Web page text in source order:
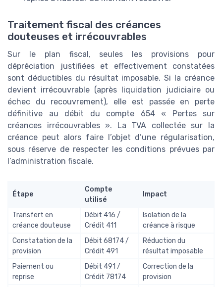
Traitement fiscal des créances
douteuses et irrécouvrables
Sur le plan fiscal, seules les provisions pour
dépréciation justifiées et effectivement constatées
sont déductibles du résultat imposable. Si la créance
devient irrécouvrable (après liquidation judiciaire ou
échec du recouvrement), elle est passée en perte
définitive au débit du compte 654 « Pertes sur
créances irrécouvrables ». La TVA collectée sur la
créance peut alors faire l’objet d’une régularisation,
sous réserve de respecter les conditions prévues par
l’administration fiscale.
Étape
Compte
utilisé
Impact
Transfert en
créance douteuse
Débit 416 /
Crédit 411
Isolation de la
créance à risque
Constatation de la
provision
Débit 68174 /
Crédit 491
Réduction du
résultat imposable
Paiement ou
reprise
Débit 491 /
Crédit 78174
Correction de la
provision